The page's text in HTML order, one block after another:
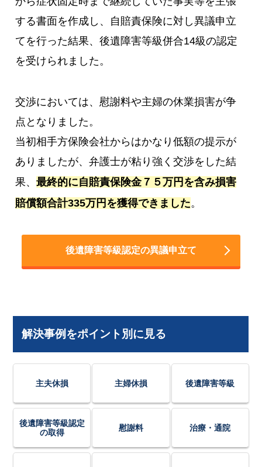
する書面を作成し、自賠責保険に対し異議申立
てを行った結果、後遺障害等級併合14級の認定
を受けられました。
交渉においては、慰謝料や主婦の休業損害が争
点となりました。
当初相手方保険会社からはかなり低額の提示が
ありましたが、弁護士が粘り強く交渉をした結
果、最終的に自賠責保険金７５万円を含み損害
賠償額合計335万円を獲得できました。
後遺障害等級認定の異議申立て
解決事例をポイント別に見る
主夫休損 主婦休損 後遺障害等級
後遺障害等級認定
の取得
慰謝料 治療・通院